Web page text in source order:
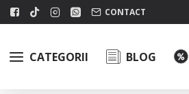
CONTACT
CATEGORII BLOG